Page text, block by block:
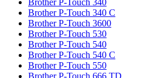
Brother P-Touch 340 C
Brother P-Touch 3600
Brother P-Touch 530
Brother P-Touch 540
Brother P-Touch 540 C
Brother P-Touch 550
Brother P-Touch 666 TD